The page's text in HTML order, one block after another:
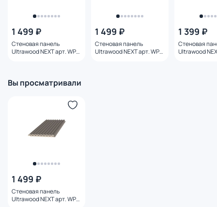
1 499 ₽
Стеновая панель
Ultrawood NEXT арт. WPC
1 499 ₽
Стеновая панель
Ultrawood NEXT арт. WPC
1 399 ₽
Стеновая
Ultrawood
Вы просматривали
1 499 ₽
Стеновая панель
Ultrawood NEXT арт. WPC